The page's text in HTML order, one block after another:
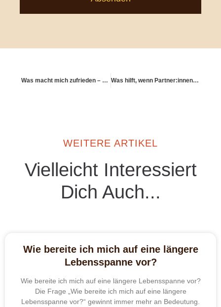
Was macht mich zufrieden – wenn die Arbeit aufhört? Was hilft, wenn Partner:innen unterschiedliche Sparmentalitäten haben?
WEITERE ARTIKEL
Vielleicht Interessiert
Dich Auch...
Wie bereite ich mich auf eine längere
Lebensspanne vor?
Wie bereite ich mich auf eine längere Lebensspanne vor?
Die Frage „Wie bereite ich mich auf eine längere
Lebensspanne vor?“ gewinnt immer mehr an Bedeutung.